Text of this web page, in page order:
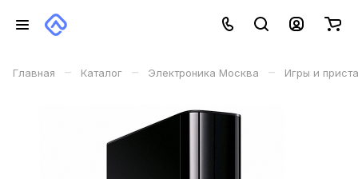
Главная – Каталог – Электроника Москва – Игры и